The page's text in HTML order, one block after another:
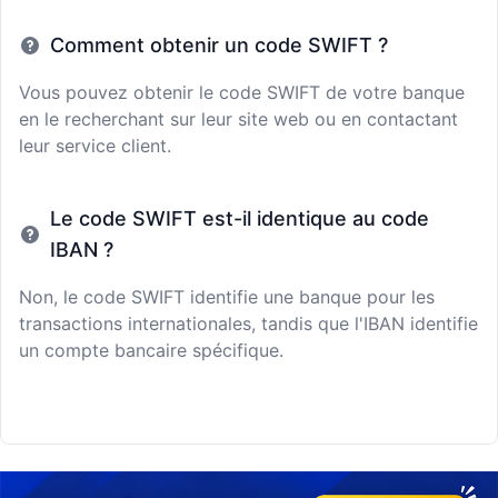
Comment obtenir un code SWIFT ?
Vous pouvez obtenir le code SWIFT de votre banque
en le recherchant sur leur site web ou en contactant
leur service client.
Le code SWIFT est-il identique au code
IBAN ?
Non, le code SWIFT identifie une banque pour les
transactions internationales, tandis que l'IBAN identifie
un compte bancaire spécifique.